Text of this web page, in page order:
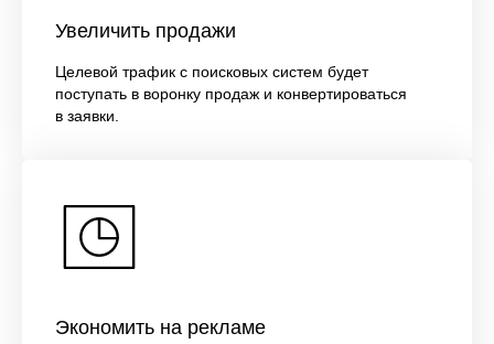
Увеличить продажи
Целевой трафик с поисковых систем будет
поступать в воронку продаж и конвертироваться
в заявки.
Экономить на рекламе